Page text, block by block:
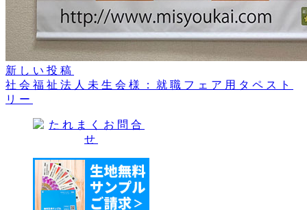
新しい投稿
社会福祉法人未生会様：就職フェア用タペスト
リー